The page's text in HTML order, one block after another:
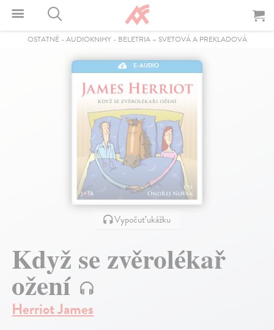
OSTATNÉ- AUDIOKNIHY- BELETRIA – SVETOVÁ A PREKLADOVÁ
E-AUDIO
Vypočuť ukážku
Když se zvěrolékař
ožení
Herriot James